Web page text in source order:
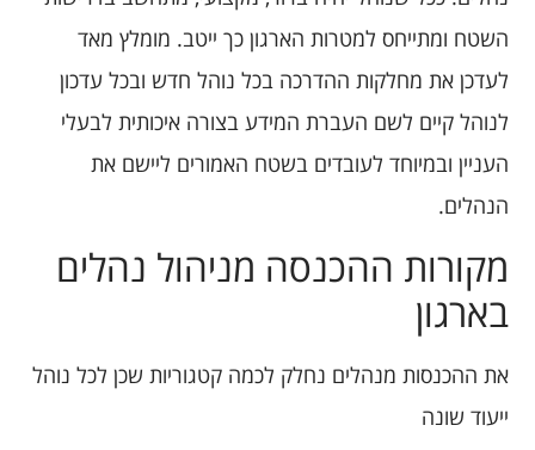
השטח ומתייחס למטרות הארגון כך ייטב. מומלץ מאד
לעדכן את מחלקות ההדרכה בכל נוהל חדש ובכל עדכון
לנוהל קיים לשם העברת המידע בצורה איכותית לבעלי
העניין ובמיוחד לעובדים בשטח האמורים ליישם את
הנהלים.
מקורות ההכנסה מניהול נהלים
בארגון
את ההכנסות מנהלים נחלק לכמה קטגוריות שכן לכל נוהל
ייעוד שונה